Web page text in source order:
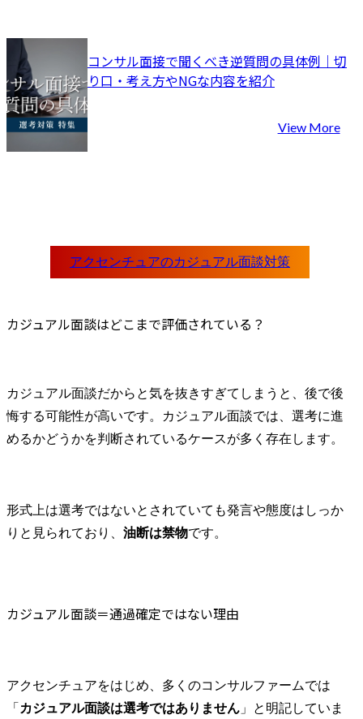
コンサル面接で聞くべき逆質問の具体例｜切
り口・考え方やNGな内容を紹介
View More
カジュアル面談はどこまで評価されている？
カジュアル面談だからと気を抜きすぎてしまうと、後で後
悔する可能性が高いです。カジュアル面談では、選考に進
めるかどうかを判断されているケースが多く存在します。
形式上は選考ではないとされていても発言や態度はしっか
りと見られており、 油断は禁物です。
カジュアル面談＝通過確定ではない理由
アクセンチュアをはじめ、多くのコンサルファームでは
「 カジュアル面談は選考ではありません 」と明記していま